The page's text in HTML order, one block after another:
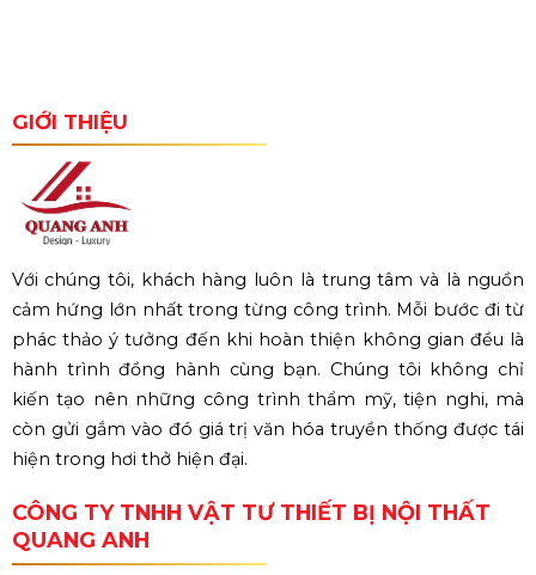
GIỚI THIỆU
Với chúng tôi, khách hàng luôn là trung tâm và là nguồn
cảm hứng lớn nhất trong từng công trình. Mỗi bước đi từ
phác thảo ý tưởng đến khi hoàn thiện không gian đều là
hành trình đồng hành cùng bạn. Chúng tôi không chỉ
kiến tạo nên những công trình thẩm mỹ, tiện nghi, mà
còn gửi gắm vào đó giá trị văn hóa truyền thống được tái
hiện trong hơi thở hiện đại.
CÔNG TY TNHH VẬT TƯ THIẾT BỊ NỘI THẤT
QUANG ANH